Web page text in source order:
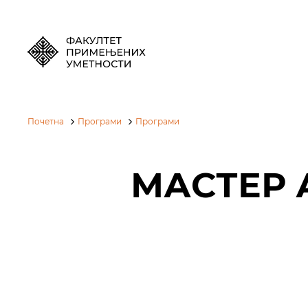
Почетна Програми Програми
МАСТЕР